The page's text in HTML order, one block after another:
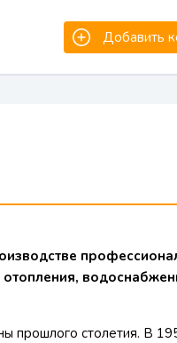
Добавить
прошлого столетия. В